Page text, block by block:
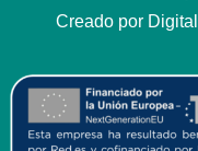
Creado por